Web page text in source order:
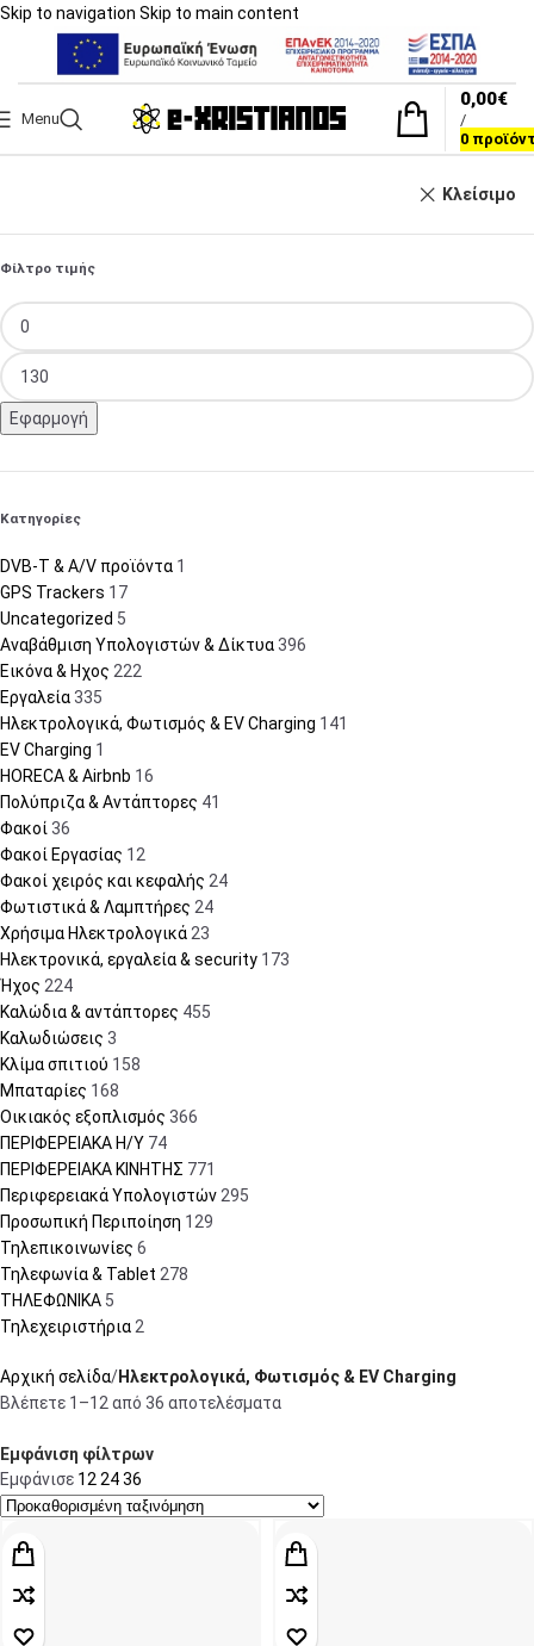
Skip to navigation Skip to main content
Menu
0
/
0,00€
Κλείσιμο
Φίλτρο τιμής
Εφαρμογή
Κατηγορίες
DVB-T & A/V προϊόντα 1
GPS Trackers 17
Uncategorized 5
Αναβάθμιση Υπολογιστών & Δίκτυα 396
Εικόνα & Ηχος 222
Εργαλεία 335
Ηλεκτρολογικά, Φωτισμός & EV Charging 141
EV Charging 1
HORECA & Airbnb 16
Πολύπριζα & Αντάπτορες 41
Φακοί 36
Φακοί Εργασίας 12
Φακοί χειρός και κεφαλής 24
Φωτιστικά & Λαμπτήρες 24
Χρήσιμα Ηλεκτρολογικά 23
Ηλεκτρονικά, εργαλεία & security 173
Ήχος 224
Καλώδια & αντάπτορες 455
Καλωδιώσεις 3
Κλίμα σπιτιού 158
Μπαταρίες 168
Οικιακός εξοπλισμός 366
ΠΕΡΙΦΕΡΕΙΑΚΑ Η/Υ 74
ΠΕΡΙΦΕΡΕΙΑΚΑ ΚΙΝΗΤΗΣ 771
Περιφερειακά Υπολογιστών 295
Προσωπική Περιποίηση 129
Τηλεπικοινωνίες 6
Τηλεφωνία & Tablet 278
ΤΗΛΕΦΩΝΙΚΑ 5
Τηλεχειριστήρια 2
Αρχική σελίδα Ηλεκτρολογικά, Φωτισμός & EV Charging
Βλέπετε 1–12 από 36 αποτελέσματα
Εμφάνιση φίλτρων
Εμφάνισε 12 2436